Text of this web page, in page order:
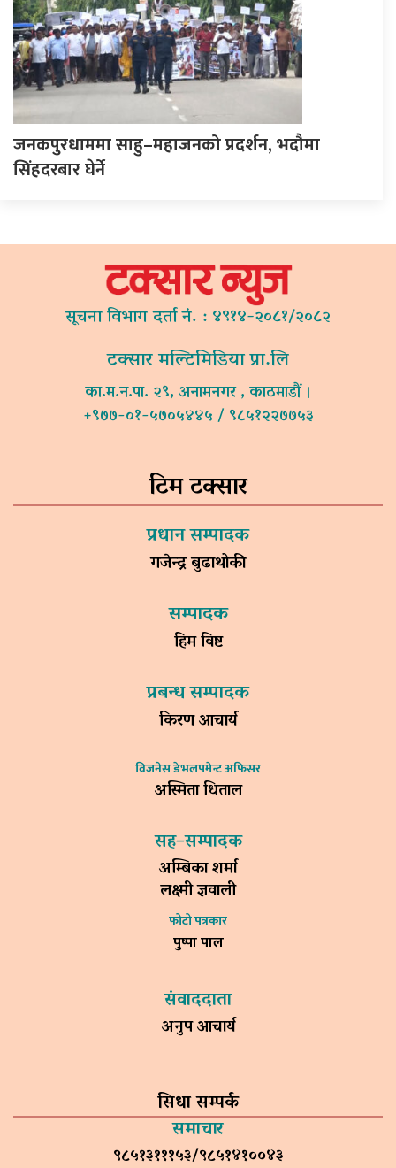
जनकपुरधाममा साहु–महाजनको प्रदर्शन, भदौमा
सिंहदरबार घेर्ने
सूचना विभाग दर्ता नं. : ४९१४-२०८१/२०८२
टक्सार मल्टिमिडिया प्रा.लि
का.म.न.पा. २९, अनामनगर , काठमाडौं ।
+९७७-०१-५७०५४४५ / ९८५१२२७७५३
टिम टक्सार
प्रधान सम्पादक
गजेन्द्र बुढाथोकी
सम्पादक
हिम विष्ट
प्रबन्ध सम्पादक
किरण आचार्य
विजनेस डेभलपमेन्ट अफिसर
अस्मिता धिताल
सह–सम्पादक
अम्बिका शर्मा
लक्ष्मी ज्ञवाली
फोटो पत्रकार
पुष्पा पाल
संवाददाता
अनुप आचार्य
सिधा सम्पर्क
समाचार
९८५१३१११५३/९८५१४१००४३